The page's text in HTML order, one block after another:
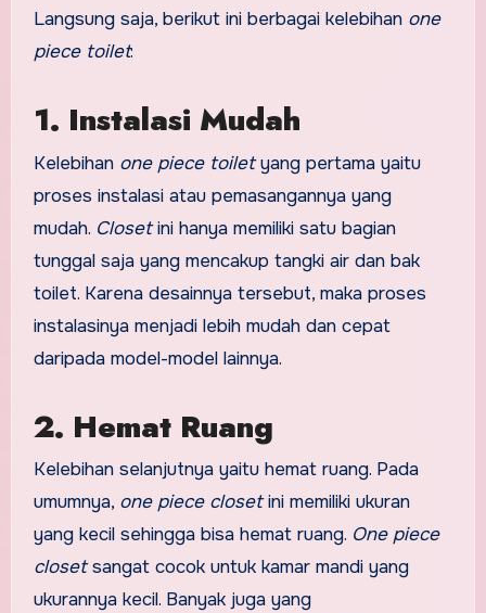
Langsung saja, berikut ini berbagai kelebihan one
piece toilet:
1. Instalasi Mudah
Kelebihan one piece toiletyang pertama yaitu
proses instalasi atau pemasangannya yang
mudah. Closetini hanya memiliki satu bagian
tunggal saja yang mencakup tangki air dan bak
toilet. Karena desainnya tersebut, maka proses
instalasinya menjadi lebih mudah dan cepat
daripada model-model lainnya.
2. Hemat Ruang
Kelebihan selanjutnya yaitu hemat ruang. Pada
umumnya, one piece closetini memiliki ukuran
yang kecil sehingga bisa hemat ruang. One piece
closetsangat cocok untuk kamar mandi yang
ukurannya kecil. Banyak juga yang